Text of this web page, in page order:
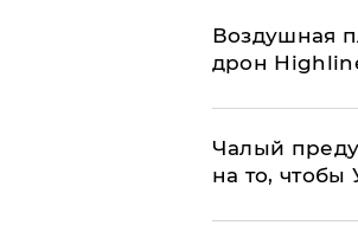
Воздушная
дрон
Чалый
на то, чтобы